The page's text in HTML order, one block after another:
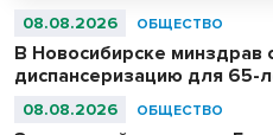
08.08.2026 ОБЩЕСТВО
В Новосибирске минздрав
диспансеризацию для 65-
08.08.2026 ОБЩЕСТВО